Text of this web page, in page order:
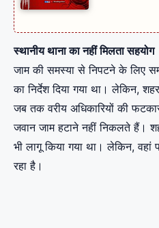
स्थानीय थाना का नहीं मिलता सहयोग
जाम की समस्या से निपटने के लिए
का निर्देश दिया गया था। लेकिन,
जब तक वरीय अधिकारियों की
जवान जाम हटाने नहीं निकलते हैं।
भी लागू किया गया था। लेकिन, वहां
रहा है।